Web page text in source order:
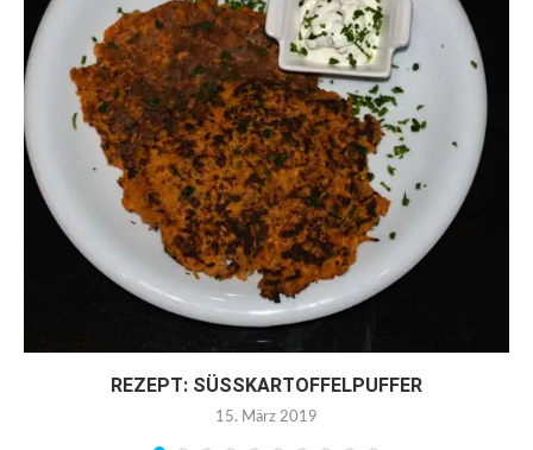
REZEPT: SÜSSKARTOFFELPUFFER
15. März 2019